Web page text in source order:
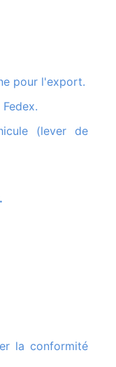
pour l'export.